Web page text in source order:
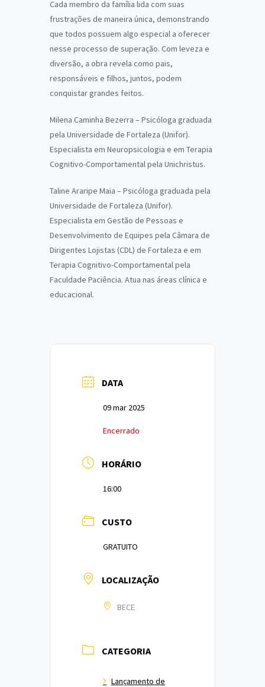
Cada membro da família lida com suas
frustrações de maneira única, demonstrando
que todos possuem algo especial a oferecer
nesse processo de superação. Com leveza e
diversão, a obra revela como pais,
responsáveis e filhos, juntos, podem
conquistar grandes feitos.
Milena Caminha Bezerra – Psicóloga graduada
pela Universidade de Fortaleza (Unifor).
Especialista em Neuropsicologia e em Terapia
Cognitivo-Comportamental pela Unichristus.
Taline Araripe Maia – Psicóloga graduada pela
Universidade de Fortaleza (Unifor).
Especialista em Gestão de Pessoas e
Desenvolvimento de Equipes pela Câmara de
Dirigentes Lojistas (CDL) de Fortaleza e em
Terapia Cognitivo-Comportamental pela
Faculdade Paciência. Atua nas áreas clínica e
educacional.
DATA
09 mar 2025
Encerrado
HORÁRIO
16:00
CUSTO
GRATUITO
LOCALIZAÇÃO
BECE
CATEGORIA
Lançamento de